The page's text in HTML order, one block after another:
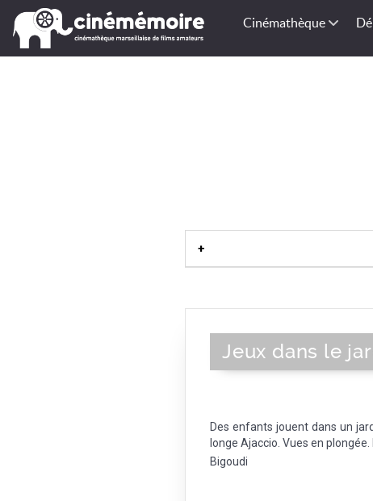
Cinémathèque
Jeux dans le
Des enfants jouent dans un
longe Ajaccio. Vues en
Bigoudi